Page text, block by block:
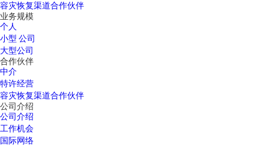
容灾恢复渠道合作伙伴
业务规模
个人
小型 公司
大型公司
合作伙伴
中介
特许经营
容灾恢复渠道合作伙伴
公司介绍
公司介绍
工作机会
国际网络